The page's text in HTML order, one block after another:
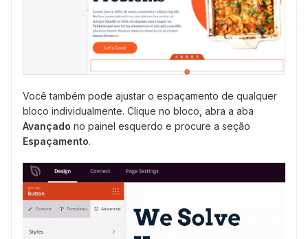
Você também pode ajustar o espaçamento de qualquer
bloco individualmente. Clique no bloco, abra a aba
Avançado no painel esquerdo e procure a seção
Espaçamento.